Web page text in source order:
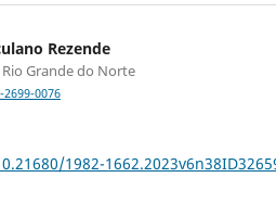
Rezende
Grande do Norte
0076
1982-